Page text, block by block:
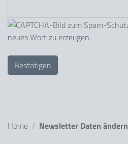
neues Wort zu erzeugen.
Sie sind hier:
Home Newsletter Daten ändern